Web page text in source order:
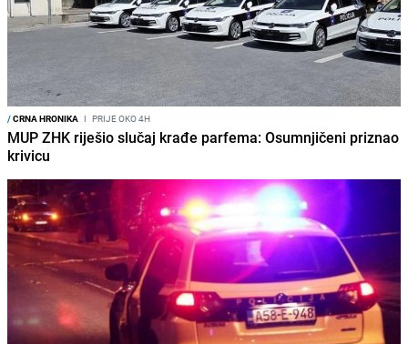
/CRNA HRONIKA I PRIJE OKO 4H
MUP ZHK riješio slučaj krađe parfema: Osumnjičeni priznao
krivicu